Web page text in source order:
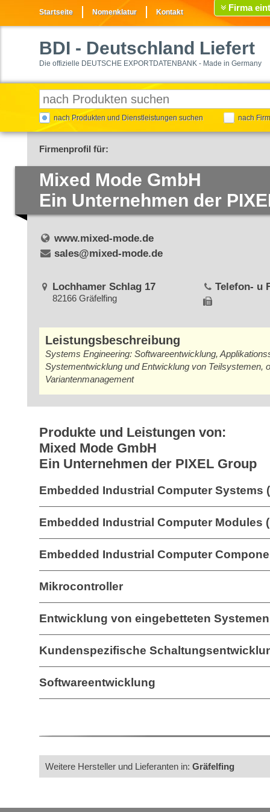
Startseite Nomenklatur Kontakt Firma
BDI - Deutschland Liefert
Die offizielle DEUTSCHE EXPORTDATENBANK - Made in Germany
nach Produkten und Dienstleistungen suchen nach
Firmenprofil für:
Mixed Mode GmbH
Ein Unternehmen der
www.mixed-mode.de
sales@mixed-mode.de
Lochhamer Schlag 17
82166 Gräfelfing
Telefon- u
Leistungsbeschreibung
Systems Engineering: Softwareentwicklung,
Systementwicklung und Entwicklung von Teilsystemen,
Variantenmanagement
Produkte und Leistungen von:
Mixed Mode GmbH
Ein Unternehmen der PIXEL Group
Embedded Industrial Computer Systems
Embedded Industrial Computer Modules
Embedded Industrial Computer
Mikrocontroller
Entwicklung von eingebetteten Systemen
Kundenspezifische
Softwareentwicklung
Weitere Hersteller und Lieferanten in: Gräfelfing